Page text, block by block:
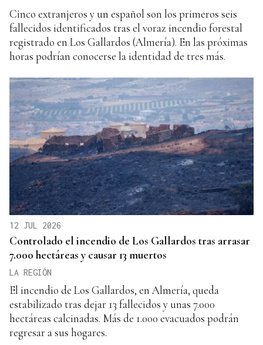
Cinco extranjeros y un español son los primeros seis
fallecidos identificados tras el voraz incendio forestal
registrado en Los Gallardos (Almería). En las próximas
horas podrían conocerse la identidad de tres más.
12 JUL 2026
Controlado el incendio de Los Gallardos tras arrasar
7.000 hectáreas y causar 13 muertos
LA REGIÓN
El incendio de Los Gallardos, en Almería, queda
estabilizado tras dejar 13 fallecidos y unas 7.000
hectáreas calcinadas. Más de 1.000 evacuados podrán
regresar a sus hogares.